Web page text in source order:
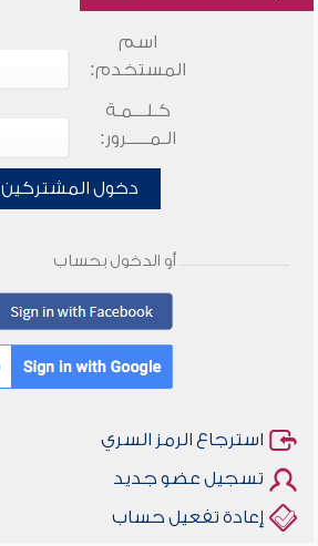
اسم
المستخدم:
كـلـــمـة
الـمـــــرور:
دخول المشتركين
أو الدخول بحساب
استرجاع الرمز السري
تسجيل عضو جديد
إعادة تفعيل حساب